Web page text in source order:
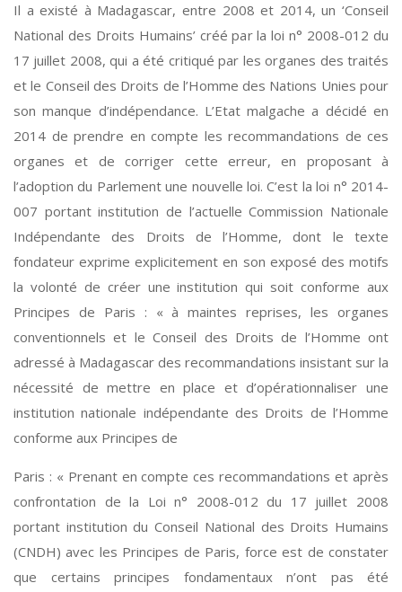
Il a existé à Madagascar, entre 2008 et 2014, un ‘Conseil
National des Droits Humains’ créé par la loi n° 2008-012 du
17 juillet 2008, qui a été critiqué par les organes des traités
et le Conseil des Droits de l’Homme des Nations Unies pour
son manque d’indépendance. L’Etat malgache a décidé en
2014 de prendre en compte les recommandations de ces
organes et de corriger cette erreur, en proposant à
l’adoption du Parlement une nouvelle loi. C’est la loi n° 2014-
007 portant institution de l’actuelle Commission Nationale
Indépendante des Droits de l’Homme, dont le texte
fondateur exprime explicitement en son exposé des motifs
la volonté de créer une institution qui soit conforme aux
Principes de Paris : « à maintes reprises, les organes
conventionnels et le Conseil des Droits de l’Homme ont
adressé à Madagascar des recommandations insistant sur la
nécessité de mettre en place et d’opérationnaliser une
institution nationale indépendante des Droits de l’Homme
conforme aux Principes de
Paris : « Prenant en compte ces recommandations et après
confrontation de la Loi n° 2008-012 du 17 juillet 2008
portant institution du Conseil National des Droits Humains
(CNDH) avec les Principes de Paris, force est de constater
que certains principes fondamentaux n’ont pas été